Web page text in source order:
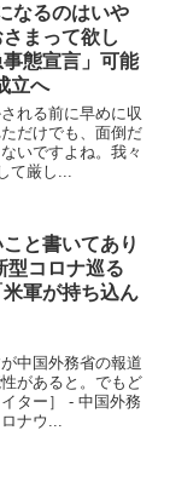
なるのはいや
まって欲し
態宣言」可能
立へ
れる前に早めに収
だけでも、面倒だ
いですよね。我々
て厳し...
と書いてあり
型コロナ巡る
軍が持ち込ん
中国外務省の報道
があると。でもど
ター］ - 中国外務
ナウ...